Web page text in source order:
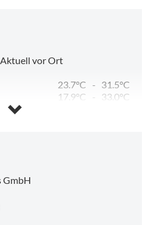
Aktuell vor Ort
23.7°C - 31.5°C
17.9°C -
33.0°C
GmbH